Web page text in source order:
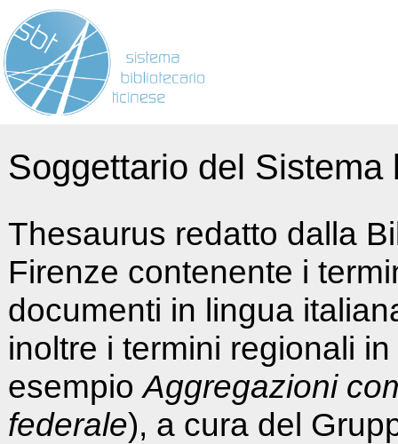
Soggettario del
Thesaurus redatto dalla
Firenze contenente i
documenti in lingua
inoltre i termini regionali
esempioAggregazioni
federale), a cura del